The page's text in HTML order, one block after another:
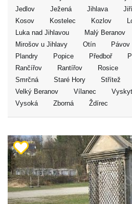
Jedlov
Ježená Jihlava
Kosov
Kostelec Kozlov
Luka nad Jihlavou
Malý Beranov
Mirošov u Jihlavy
Otín Pávov
Plandry
Popice Předboř
Rančířov
Rantířov Rosice
Smrčná
Staré Hory Střítež
Velký Beranov
Vílanec
Vysoká
Zborná Ždírec